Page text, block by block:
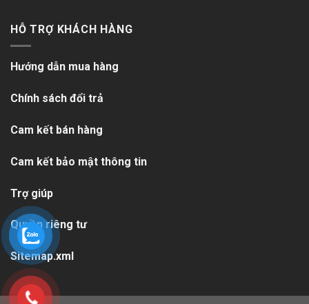
HỖ TRỢ KHÁCH HÀNG
Hướng dẫn mua hàng
Chính sách đổi trả
Cam kết bán hàng
Cam kết bảo mật thông tin
Trợ giúp
Quyền riêng tư
Sitemap.xml